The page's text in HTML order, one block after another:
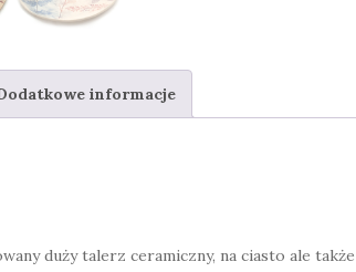
informacje
duży talerz ceramiczny, na ciasto ale